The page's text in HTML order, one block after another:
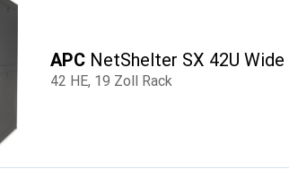
APC NetShelter SX 42U
42 HE, 19 Zoll Rack